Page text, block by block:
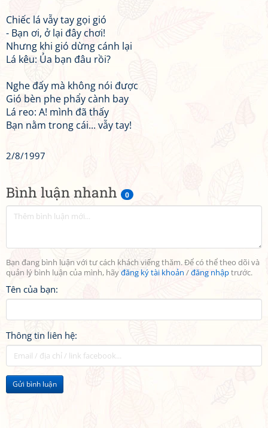
Bình luận nhanh 0
Bạn đang bình luận với tư cách khách viếng thăm. Để có thể theo dõi và
quản lý bình luận của mình, hãyđăng ký tài khoản /đăng nhậptrước.
Tên của bạn:
Thông tin liên hệ:
Gửi bình luận
Chiếc lá vẫy tay gọi gió
- Bạn ơi, ở lại đây chơi!
Nhưng khi gió dừng cánh lại
Lá kêu: Ủa bạn đâu rồi?
Nghe đấy mà không nói được
Gió bèn phe phẩy cành bay
Lá reo: A! mình đã thấy
Bạn nằm trong cái... vẫy tay!
2/8/1997